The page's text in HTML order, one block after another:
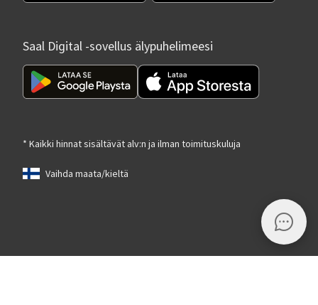
Saal Digital -sovellus älypuhelimeesi
* Kaikki hinnat sisältävät alv:n ja ilman toimituskuluja
Vaihda maata/kieltä